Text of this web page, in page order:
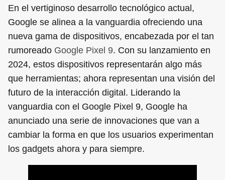
En el vertiginoso desarrollo tecnológico actual,
Google se alinea a la vanguardia ofreciendo una
nueva gama de dispositivos, encabezada por el tan
rumoreado Google Pixel 9. Con su lanzamiento en
2024, estos dispositivos representarán algo más
que herramientas; ahora representan una visión del
futuro de la interacción digital. Liderando la
vanguardia con el Google Pixel 9, Google ha
anunciado una serie de innovaciones que van a
cambiar la forma en que los usuarios experimentan
los gadgets ahora y para siempre.